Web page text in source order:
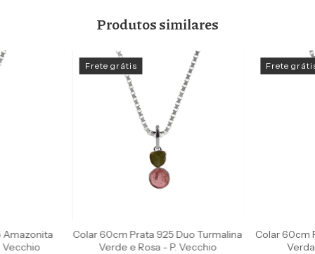
Produtos similares
Amazonita
Vecchio
Frete grátis
Colar 60cm Prata 925 Duo Turmalina
Verde e Rosa - P. Vecchio
Frete
Colar 60cm